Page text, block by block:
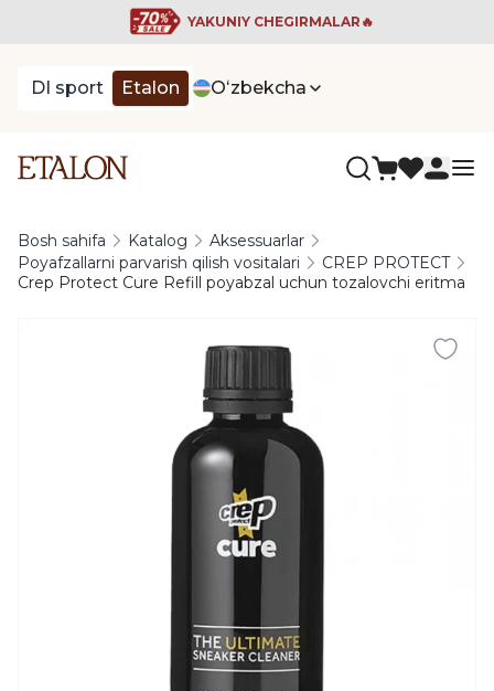
YAKUNIY CHEGIRMALAR🔥
DI sport Etalon Oʻzbekcha
Bosh sahifa Katalog
Aksessuarlar
Poyafzallarni parvarish qilish vositalari
CREP PROTECT
Crep Protect Cure Refill poyabzal uchun tozalovchi eritma